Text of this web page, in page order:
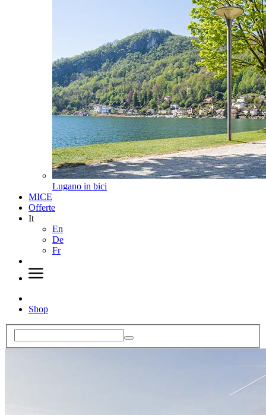
Lugano in bici
MICE
Offerte
It
En
De
Fr
Shop